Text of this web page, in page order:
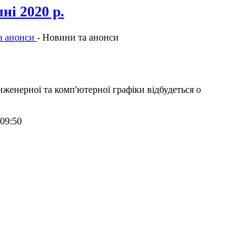
2020 р.
анонси - Новини та анонси
та комп'ютерної графіки відбудеться о